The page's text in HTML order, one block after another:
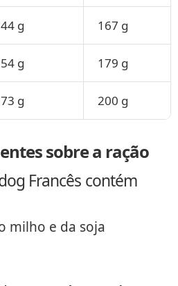
g 167 g
g 179 g
g 200 g
sobre a ração
Francês contém
milho e da soja